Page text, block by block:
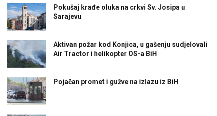
Pokušaj krađe oluka na crkvi Sv. Josipa u
Sarajevu
Aktivan požar kod Konjica, u gašenju sudjelovali
Air Tractor i helikopter OS-a BiH
Pojačan promet i gužve na izlazu iz BiH